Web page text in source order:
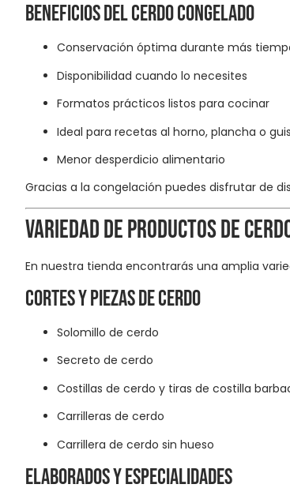
Beneficios del cerdo congelado
Conservación óptima durante más
Disponibilidad cuando lo necesites
Formatos prácticos listos para cocinar
Ideal para recetas al horno, plancha o
Menor desperdicio alimentario
Gracias a la congelación puedes disfrutar de
Variedad de productos de
En nuestra tienda encontrarás una amplia
Cortes y piezas de cerdo
Solomillo de cerdo
Secreto de cerdo
Costillas de cerdo y tiras de costilla
Carrilleras de cerdo
Carrillera de cerdo sin hueso
Elaborados y especialidades